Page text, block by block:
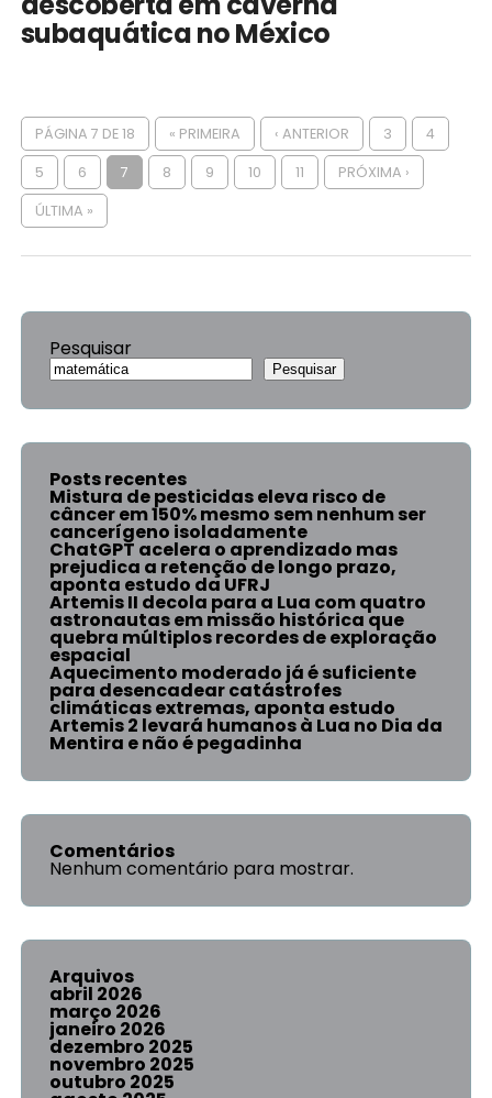
subaquática no México
PÁGINA 7 DE 18 « PRIMEIRA ‹ ANTERIOR 3 4
5 6 7 8 9 10 11 PRÓXIMA ›
ÚLTIMA »
Pesquisar
Pesquisar
Posts recentes
Mistura de pesticidas eleva risco de
câncer em 150% mesmo sem nenhum ser
cancerígeno isoladamente
ChatGPT acelera o aprendizado mas
prejudica a retenção de longo prazo,
aponta estudo da UFRJ
Artemis II decola para a Lua com quatro
astronautas em missão histórica que
quebra múltiplos recordes de exploração
espacial
Aquecimento moderado já é suficiente
para desencadear catástrofes
climáticas extremas, aponta estudo
Artemis 2 levará humanos à Lua no Dia da
Mentira e não é pegadinha
Comentários
Nenhum comentário para mostrar.
Arquivos
abril 2026
março 2026
janeiro 2026
dezembro 2025
novembro 2025
outubro 2025